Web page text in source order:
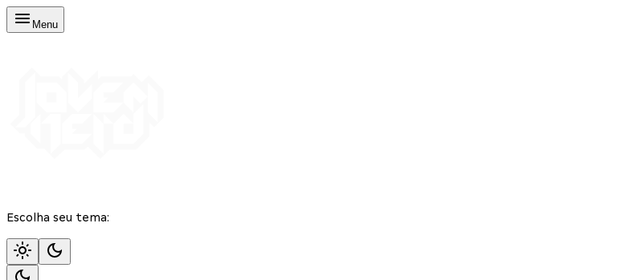
Menu
Escolha seu tema: